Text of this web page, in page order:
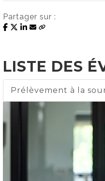
Partager sur :
LISTE DES
Prélèvement à la